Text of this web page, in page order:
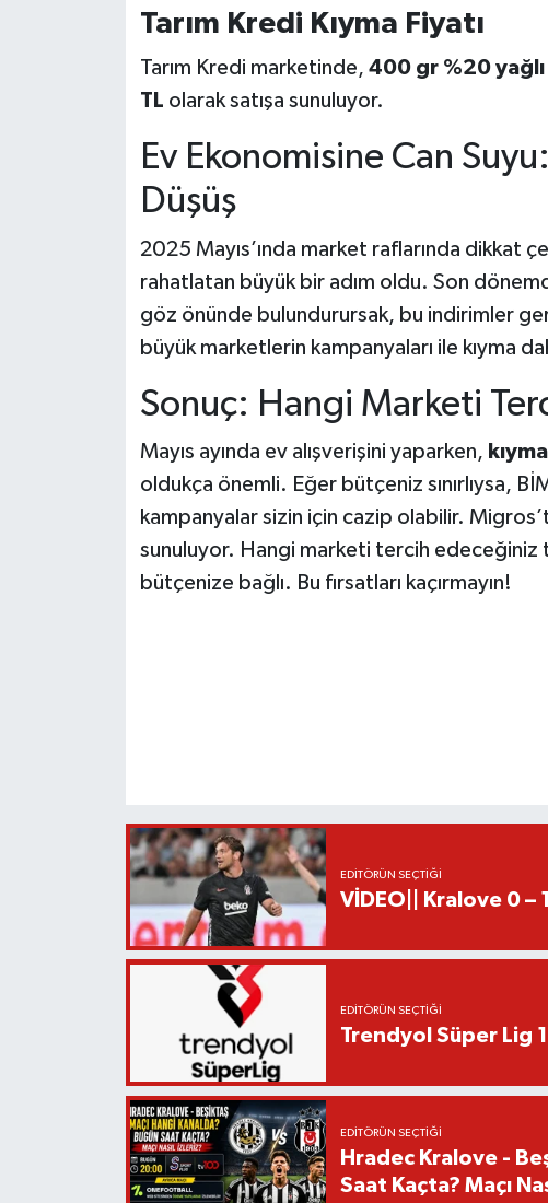
Tarım Kredi Kıyma Fiyatı
Tarım Kredi marketinde, 400 gr %20 yağlı
TL olarak satışa sunuluyor.
Ev Ekonomisine Can
Düşüş
2025 Mayıs’ında market raflarında dikkat
rahatlatan büyük bir adım oldu. Son
göz önünde bulundurursak, bu indirimler
büyük marketlerin kampanyaları ile kıyma
Sonuç: Hangi Marketi
Mayıs ayında ev alışverişini yaparken,
oldukça önemli. Eğer bütçeniz sınırlıysa,
kampanyalar sizin için cazip olabilir.
sunuluyor. Hangi marketi tercih edeceğiniz
bütçenize bağlı. Bu fırsatları kaçırmayın!
EDITÖRÜN SEÇTIĞI
VİDEO|| Kralove 0 –
EDITÖRÜN SEÇTIĞI
Trendyol Süper Lig
EDITÖRÜN SEÇTIĞI
Hradec Kralove -
Saat Kaçta? Maçı